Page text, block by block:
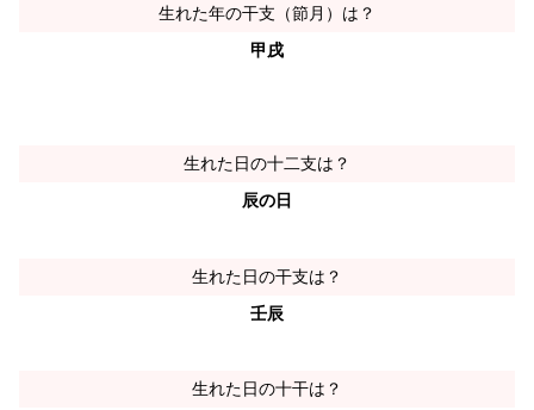
生れた年の干支（節月）は？
甲戌
生れた日の十二支は？
辰の日
生れた日の干支は？
壬辰
生れた日の十干は？